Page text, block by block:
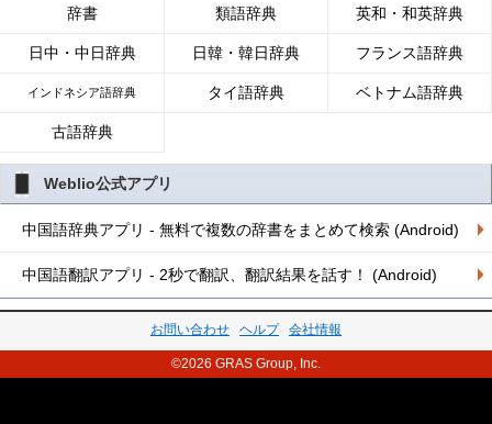
辞書 類語辞典 英和・和英辞典
日中・中日辞典 日韓・韓日辞典 フランス語辞典
インドネシア語辞典 タイ語辞典 ベトナム語辞典
古語辞典
Weblio公式アプリ
中国語辞典アプリ - 無料で複数の辞書をまとめて検索 (Android)
中国語翻訳アプリ - 2秒で翻訳、翻訳結果を話す！ (Android)
お問い合わせ ヘルプ 会社情報
©2026 GRAS Group, Inc.